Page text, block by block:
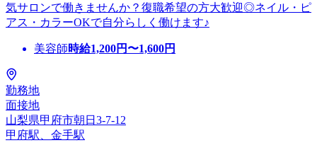
気サロンで働きませんか？復職希望の方大歓迎◎ネイル・ピ
アス・カラーOKで自分らしく働けます♪
美容師時給1,200円〜1,600円
勤務地
面接地
山梨県甲府市朝日3-7-12
甲府駅、金手駅